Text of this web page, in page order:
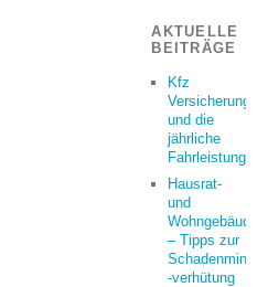
AKTUELLE
BEITRÄGE
Kfz
Versicherung
und die
jährliche
Fahrleistung
Hausrat-
und
– Tipps zur
-verhütung